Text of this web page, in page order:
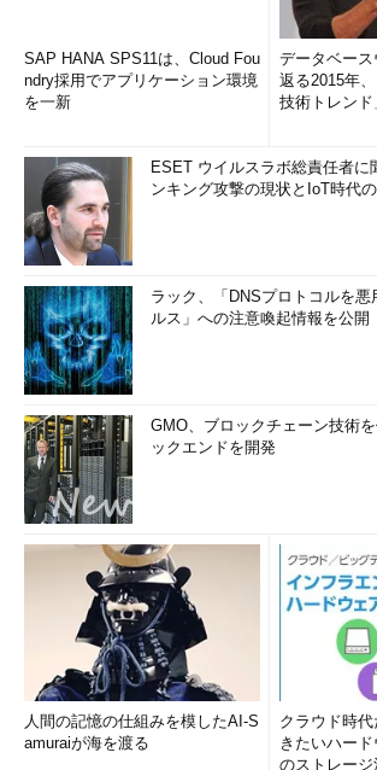
SAP HANA SPS11は、Cloud Fou
ndry採用でアプリケーション環境
を一新
データベース
返る2015年
技術トレン
ESET ウイルスラボ総責任者に
ンキング攻撃の現状とIoT時代
ラック、「DNSプロトコルを悪
ルス」への注意喚起情報を公開
GMO、ブロックチェーン技術
ックエンドを開発
人間の記憶の仕組みを模したAI-S
amuraiが海を渡る
クラウド時
きたいハー
のストレー